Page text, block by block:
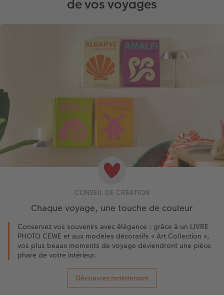
de vos voyages
CONSEIL DE CRÉATION
Chaque voyage, une touche de couleur
Conservez vos souvenirs avec élégance : grâce à un LIVRE
PHOTO CEWE et aux modèles décoratifs « Art Collection »,
vos plus beaux moments de voyage deviendront une pièce
phare de votre intérieur.
Découvrez maintenant